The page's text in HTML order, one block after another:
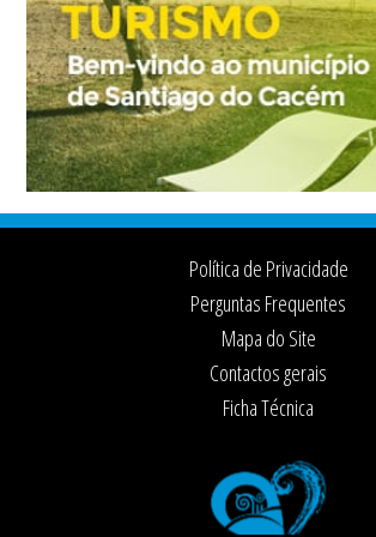
Footer
Política de Privacidade
Perguntas Frequentes
Mapa do Site
Contactos gerais
Ficha Técnica